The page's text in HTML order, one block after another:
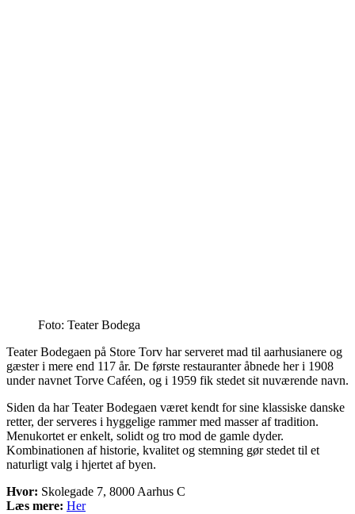
Foto: Teater Bodega
Teater Bodegaen på Store Torv har serveret mad til aarhusianere og
gæster i mere end 117 år. De første restauranter åbnede her i 1908
under navnet Torve Caféen, og i 1959 fik stedet sit nuværende navn.
Siden da har Teater Bodegaen været kendt for sine klassiske danske
retter, der serveres i hyggelige rammer med masser af tradition.
Menukortet er enkelt, solidt og tro mod de gamle dyder.
Kombinationen af historie, kvalitet og stemning gør stedet til et
naturligt valg i hjertet af byen.
Hvor: Skolegade 7, 8000 Aarhus C
Læs mere: Her